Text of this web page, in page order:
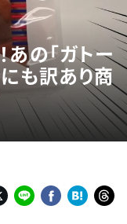
の「ガトー
も訳あり商